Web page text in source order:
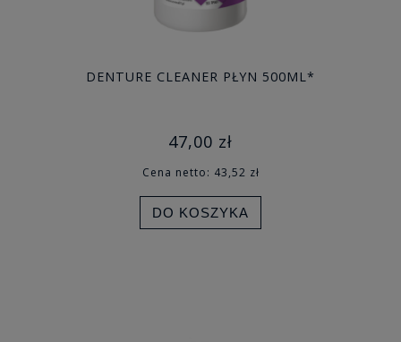
DENTURE CLEANER PŁYN 500ML*
47,00 zł
Cena netto: 43,52 zł
DO KOSZYKA